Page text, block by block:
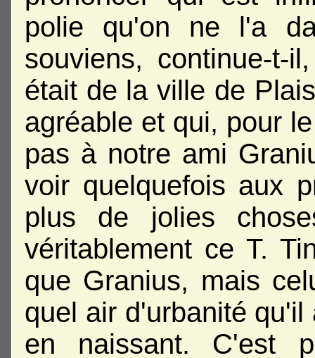
polie qu'on ne l'a
souviens, continue-t-
était de la ville de
agréable et qui, pour
pas à notre ami
voir quelquefois aux
plus de jolies
véritablement ce T.
que Granius, mais
quel air d'urbanité
en naissant. C'est